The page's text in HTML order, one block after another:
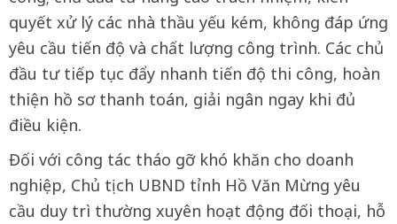
quyết xử lý các nhà thầu yếu kém, không đáp ứng
yêu cầu tiến độ và chất lượng công trình. Các chủ
đầu tư tiếp tục đẩy nhanh tiến độ thi công, hoàn
thiện hồ sơ thanh toán, giải ngân ngay khi đủ
điều kiện.
Đối với công tác tháo gỡ khó khăn cho doanh
nghiệp, Chủ tịch UBND tỉnh Hồ Văn Mừng yêu
cầu duy trì thường xuyên hoạt động đối thoại, hỗ